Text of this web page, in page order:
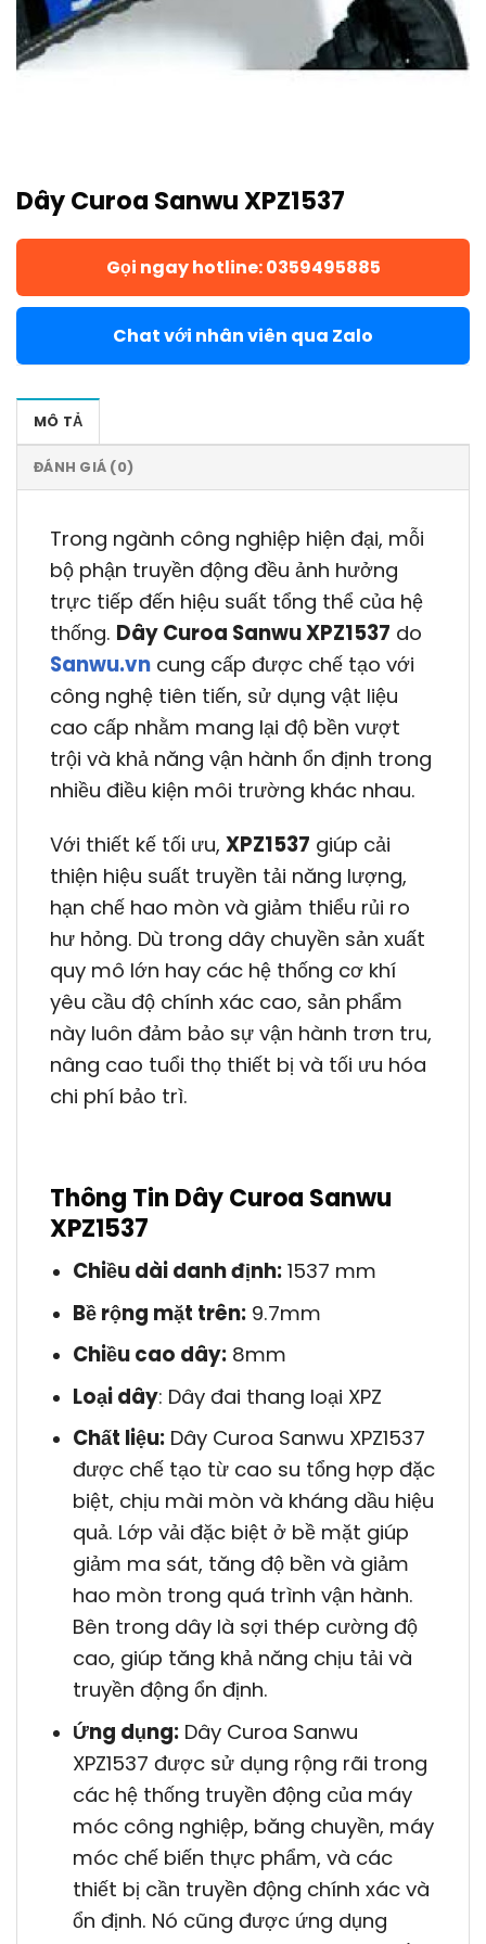
Dây Curoa Sanwu XPZ1537
Gọi ngay hotline: 0359495885
Chat với nhân viên qua Zalo
MÔ TẢ
ĐÁNH GIÁ (0)
Trong ngành công nghiệp hiện đại, mỗi
bộ phận truyền động đều ảnh hưởng
trực tiếp đến hiệu suất tổng thể của hệ
thống. Dây Curoa Sanwu XPZ1537 do
Sanwu.vn cung cấp được chế tạo với
công nghệ tiên tiến, sử dụng vật liệu
cao cấp nhằm mang lại độ bền vượt
trội và khả năng vận hành ổn định trong
nhiều điều kiện môi trường khác nhau.
Với thiết kế tối ưu, XPZ1537 giúp cải
thiện hiệu suất truyền tải năng lượng,
hạn chế hao mòn và giảm thiểu rủi ro
hư hỏng. Dù trong dây chuyền sản xuất
quy mô lớn hay các hệ thống cơ khí
yêu cầu độ chính xác cao, sản phẩm
này luôn đảm bảo sự vận hành trơn tru,
nâng cao tuổi thọ thiết bị và tối ưu hóa
chi phí bảo trì.
Thông Tin Dây Curoa Sanwu
XPZ1537
Chiều dài danh định:1537 mm
Bề rộng mặt trên:9.7mm
Chiều cao dây:8mm
Loại dây: Dây đai thang loại XPZ
Chất liệu:Dây Curoa Sanwu XPZ1537
được chế tạo từ cao su tổng hợp đặc
biệt, chịu mài mòn và kháng dầu hiệu
quả. Lớp vải đặc biệt ở bề mặt giúp
giảm ma sát, tăng độ bền và giảm
hao mòn trong quá trình vận hành.
Bên trong dây là sợi thép cường độ
cao, giúp tăng khả năng chịu tải và
truyền động ổn định.
Ứng dụng:Dây Curoa Sanwu
XPZ1537 được sử dụng rộng rãi trong
các hệ thống truyền động của máy
móc công nghiệp, băng chuyền, máy
móc chế biến thực phẩm, và các
thiết bị cần truyền động chính xác và
ổn định. Nó cũng được ứng dụng